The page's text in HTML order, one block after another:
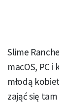
Slime
macOS, PC
młodą
zająć się